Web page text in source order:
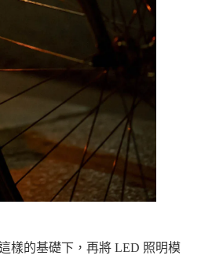
樣的基礎下，再將 LED 照明模